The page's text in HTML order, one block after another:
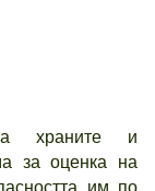
храните и
за оценка на
им по